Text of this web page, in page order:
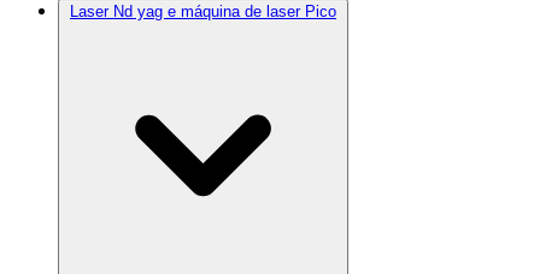
Laser Nd yag e máquina de laser Pico